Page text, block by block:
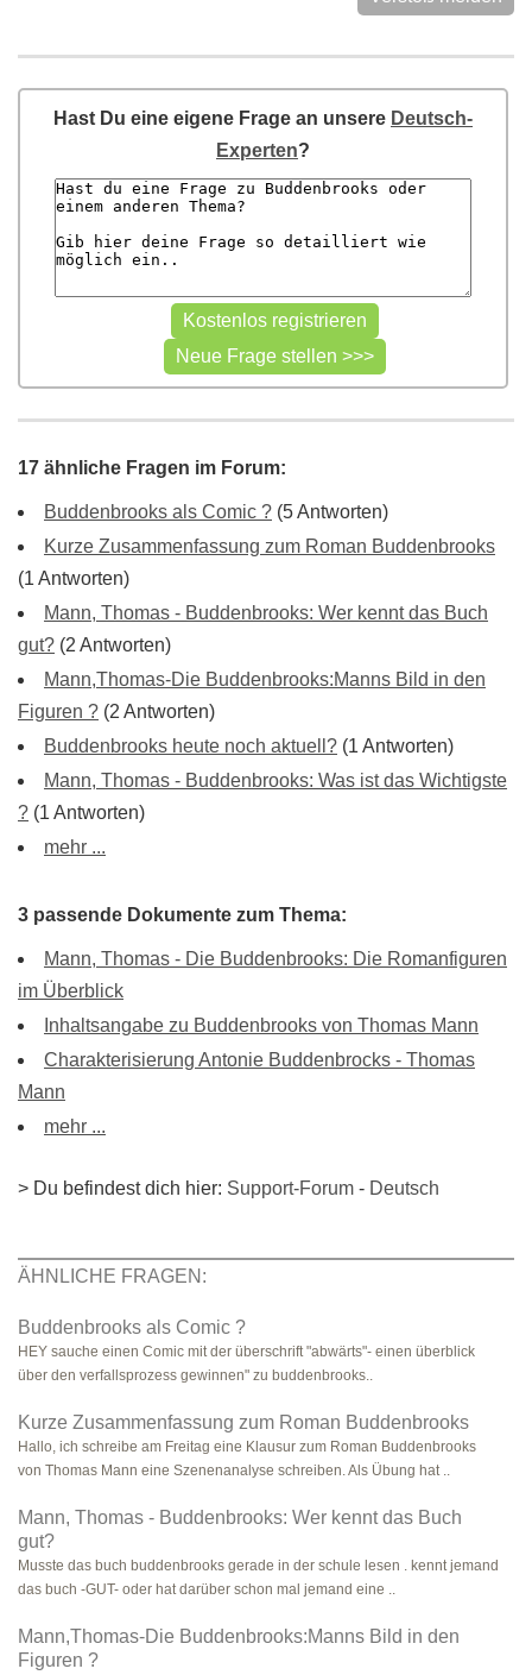
Hast Du eine eigene Frage an unsere Deutsch-
Experten?
17 ähnliche Fragen im Forum:
Buddenbrooks als Comic ? (5 Antworten)
Kurze Zusammenfassung zum Roman Buddenbrooks
(1 Antworten)
Mann, Thomas - Buddenbrooks: Wer kennt das Buch
gut? (2 Antworten)
Mann,Thomas-Die Buddenbrooks:Manns Bild in den
Figuren ? (2 Antworten)
Buddenbrooks heute noch aktuell? (1 Antworten)
Mann, Thomas - Buddenbrooks: Was ist das Wichtigste
? (1 Antworten)
mehr ...
3 passende Dokumente zum Thema:
Mann, Thomas - Die Buddenbrooks: Die Romanfiguren
im Überblick
Inhaltsangabe zu Buddenbrooks von Thomas Mann
Charakterisierung Antonie Buddenbrocks - Thomas
Mann
mehr ...
> Du befindest dich hier: Support-Forum - Deutsch
ÄHNLICHE FRAGEN:
Buddenbrooks als Comic ?
HEY sauche einen Comic mit der überschrift "abwärts"- einen überblick
über den verfallsprozess gewinnen" zu buddenbrooks..
Kurze Zusammenfassung zum Roman Buddenbrooks
Hallo, ich schreibe am Freitag eine Klausur zum Roman Buddenbrooks
von Thomas Mann eine Szenenanalyse schreiben. Als Übung hat ..
Mann, Thomas - Buddenbrooks: Wer kennt das Buch
gut?
Musste das buch buddenbrooks gerade in der schule lesen . kennt jemand
das buch -GUT- oder hat darüber schon mal jemand eine ..
Mann,Thomas-Die Buddenbrooks:Manns Bild in den
Figuren ?